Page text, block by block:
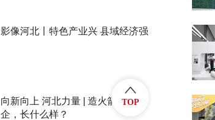
影像河北丨特色产业兴 县域经济强
向新向上 河北力量 | 造火箭的民
企，长什么样？
TOP